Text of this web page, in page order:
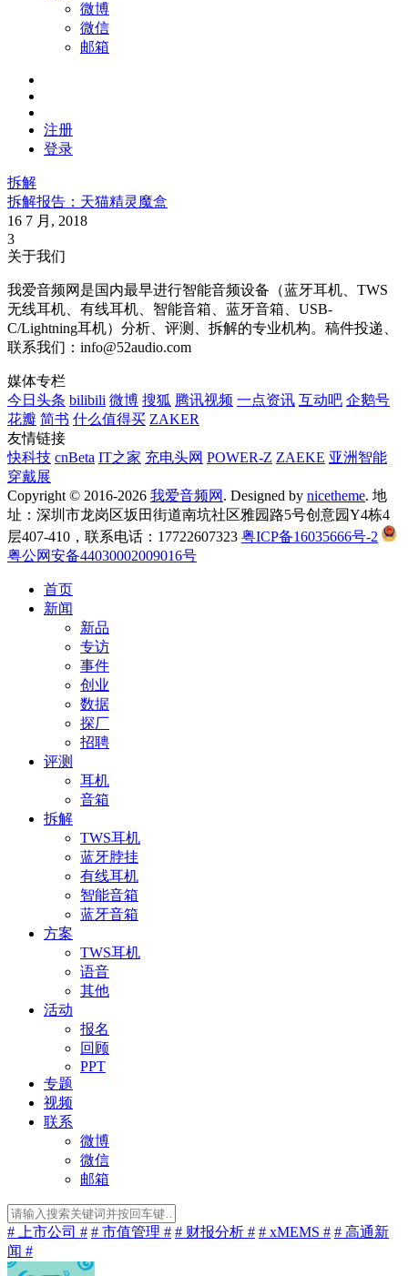
微博
微信
邮箱
注册
登录
拆解
拆解报告：天猫精灵魔盒
16 7 月, 2018
3
关于我们
我爱音频网是国内最早进行智能音频设备（蓝牙耳机、TWS
无线耳机、有线耳机、智能音箱、蓝牙音箱、USB-
C/Lightning耳机）分析、评测、拆解的专业机构。稿件投递、
联系我们：info@52audio.com
媒体专栏
今日头条 bilibili 微博 搜狐 腾讯视频 一点资讯 互动吧 企鹅号
花瓣 简书 什么值得买 ZAKER
友情链接
快科技 cnBeta IT之家 充电头网 POWER-Z ZAEKE 亚洲智能
穿戴展
Copyright © 2016-2026 我爱音频网 . Designed by nicetheme. 地
址：深圳市龙岗区坂田街道南坑社区雅园路5号创意园Y4栋4
层407-410，联系电话：17722607323 粤ICP备16035666号-2
粤公网安备44030002009016号
首页
新闻
新品
专访
事件
创业
数据
探厂
招聘
评测
耳机
音箱
拆解
TWS耳机
蓝牙脖挂
有线耳机
智能音箱
蓝牙音箱
方案
TWS耳机
语音
其他
活动
报名
回顾
PPT
专题
视频
联系
微博
微信
邮箱
# 上市公司 # # 市值管理 # # 财报分析 # # xMEMS # # 高通新
闻 #